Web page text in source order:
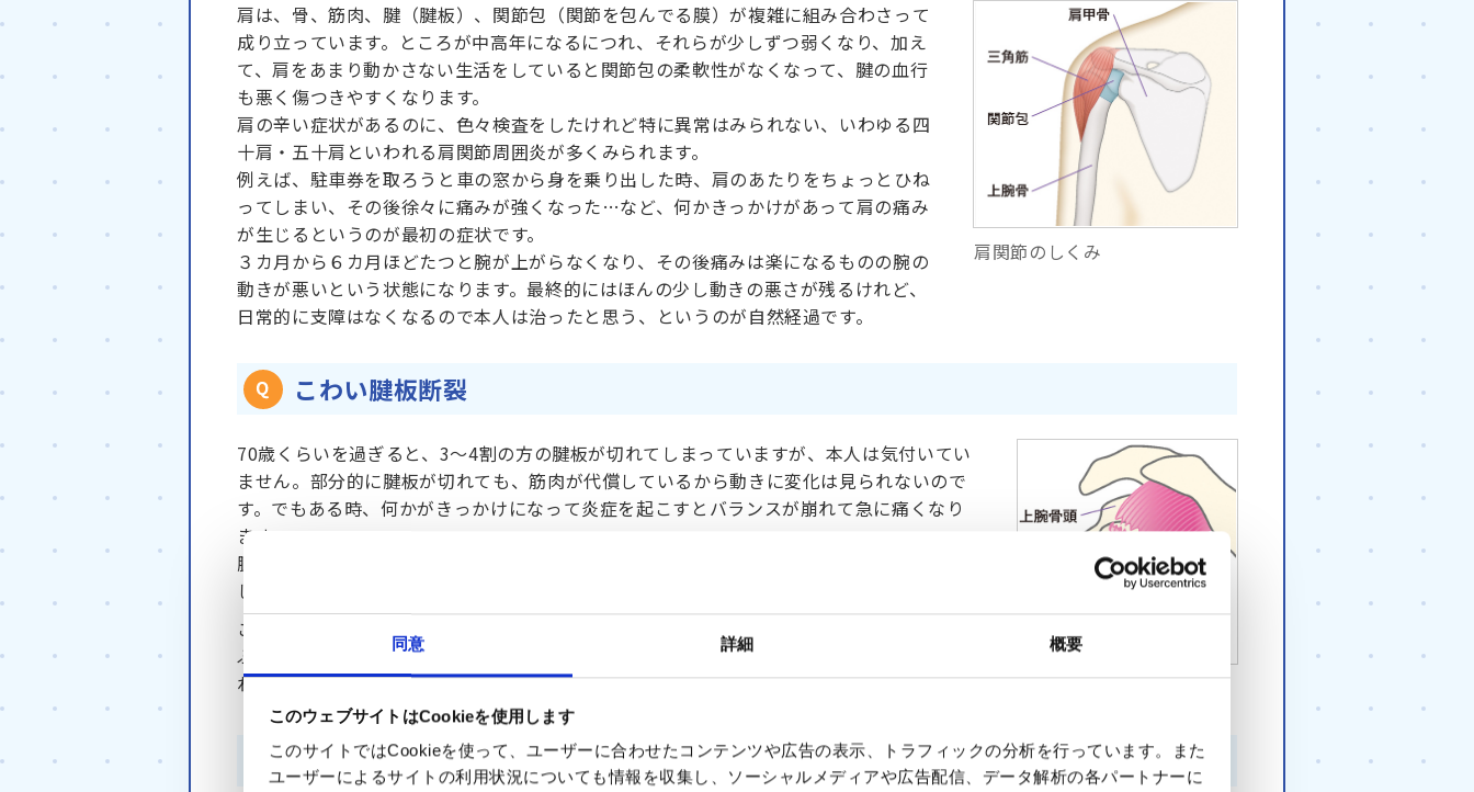
同意 詳細 概要
このウェブサイトはCookieを使用します
このサイトではCookieを使って、ユーザーに合わせたコンテンツや広告の表示、トラフィックの分析を行っています。また
ユーザーによるサイトの利用状況についても情報を収集し、ソーシャルメディアや広告配信、データ解析の各パートナーに
肩関節のしくみ
肩は、骨、筋肉、腱（腱板）、関節包（関節を包んでる膜）が複雑に組み合わさって
成り立っています。ところが中高年になるにつれ、それらが少しずつ弱くなり、加え
て、肩をあまり動かさない生活をしていると関節包の柔軟性がなくなって、腱の血行
も悪く傷つきやすくなります。
肩の辛い症状があるのに、色々検査をしたけれど特に異常はみられない、いわゆる四
十肩・五十肩といわれる肩関節周囲炎が多くみられます。
例えば、駐車券を取ろうと車の窓から身を乗り出した時、肩のあたりをちょっとひね
ってしまい、その後徐々に痛みが強くなった…など、何かきっかけがあって肩の痛み
が生じるというのが最初の症状です。
３カ月から６カ月ほどたつと腕が上がらなくなり、その後痛みは楽になるものの腕の
動きが悪いという状態になります。最終的にはほんの少し動きの悪さが残るけれど、
日常的に支障はなくなるので本人は治ったと思う、というのが自然経過です。
こわい腱板断裂
70歳くらいを過ぎると、3～4割の方の腱板が切れてしまっていますが、本人は気付いてい
ません。部分的に腱板が切れても、筋肉が代償しているから動きに変化は見られないので
す。でもある時、何かがきっかけになって炎症を起こすとバランスが崩れて急に痛くなり
ます。
腱板断裂が起こる原因は、血液循環が悪くなって腱に血液が流れにくくなり、弱くなって
しまうこと。もう一つは、スポーツや家事、農作業などで繰り返し同じような動作を行う
ことで、
という骨の「棘：とげ」ができることもあります。動かす度に、とげに腱が
ぶつかって傷ついてしまいます。ほかにも、転倒やケガなどで大きな力が加わって腱が切
れる場合もあります。
肩痛の原因は色々。画像を使って正しい診断を